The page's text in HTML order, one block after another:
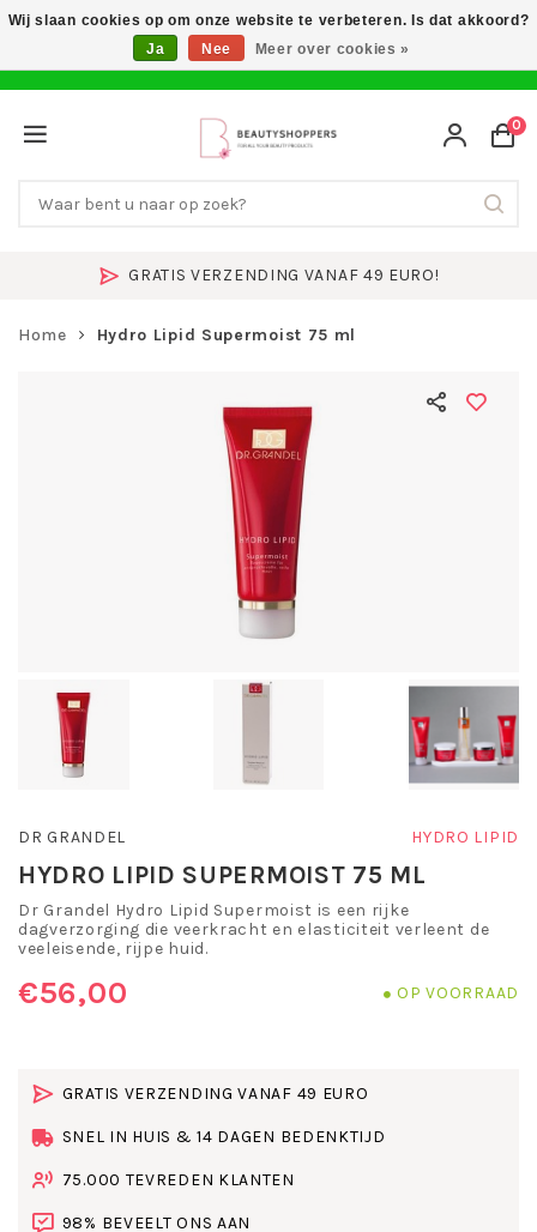
GRATIS VERZENDING VANAF 49 EURO!
0
Home Hydro Lipid Supermoist 75 ml
DR GRANDEL HYDRO LIPID
HYDRO LIPID SUPERMOIST 75 ML
Dr Grandel Hydro Lipid Supermoist is een rijke
dagverzorging die veerkracht en elasticiteit verleent de
veeleisende, rijpe huid.
€56,00 OP VOORRAAD
GRATIS VERZENDING VANAF 49 EURO
SNEL IN HUIS & 14 DAGEN BEDENKTIJD
75.000 TEVREDEN KLANTEN
98% BEVEELT ONS AAN
Wij slaan cookies op om onze website te verbeteren. Is dat akkoord?
Ja
Nee Meer over cookies »